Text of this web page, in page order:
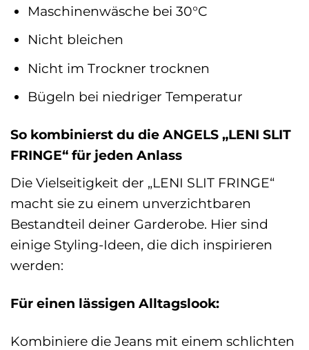
Maschinenwäsche bei 30°C
Nicht bleichen
Nicht im Trockner trocknen
Bügeln bei niedriger Temperatur
So kombinierst du die ANGELS „LENI SLIT
FRINGE“ für jeden Anlass
Die Vielseitigkeit der „LENI SLIT FRINGE“
macht sie zu einem unverzichtbaren
Bestandteil deiner Garderobe. Hier sind
einige Styling-Ideen, die dich inspirieren
werden:
Für einen lässigen Alltagslook:
Kombiniere die Jeans mit einem schlichten